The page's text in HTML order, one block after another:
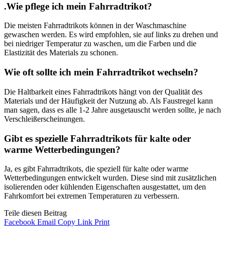
.Wie pflege ich mein Fahrradtrikot?
Die meisten Fahrradtrikots können in der Waschmaschine
gewaschen werden. Es wird empfohlen, sie auf links zu drehen und
bei niedriger Temperatur zu waschen, um die Farben und die
Elastizität des Materials zu schonen.
Wie oft sollte ich mein Fahrradtrikot wechseln?
Die Haltbarkeit eines Fahrradtrikots hängt von der Qualität des
Materials und der Häufigkeit der Nutzung ab. Als Faustregel kann
man sagen, dass es alle 1-2 Jahre ausgetauscht werden sollte, je nach
Verschleißerscheinungen.
Gibt es spezielle Fahrradtrikots für kalte oder
warme Wetterbedingungen?
Ja, es gibt Fahrradtrikots, die speziell für kalte oder warme
Wetterbedingungen entwickelt wurden. Diese sind mit zusätzlichen
isolierenden oder kühlenden Eigenschaften ausgestattet, um den
Fahrkomfort bei extremen Temperaturen zu verbessern.
Teile diesen Beitrag
Facebook Email Copy Link Print